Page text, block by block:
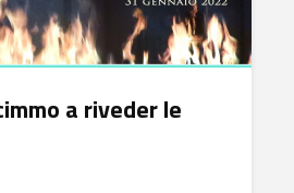
a riveder le